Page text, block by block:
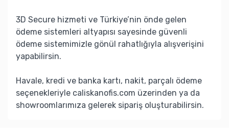
3D Secure hizmeti ve Türkiye’nin önde gelen
ödeme sistemleri altyapısı sayesinde güvenli
ödeme sistemimizle gönül rahatlığıyla alışverişini
yapabilirsin.
Havale, kredi ve banka kartı, nakit, parçalı ödeme
seçenekleriyle caliskanofis.com üzerinden ya da
showroomlarımıza gelerek sipariş oluşturabilirsin.